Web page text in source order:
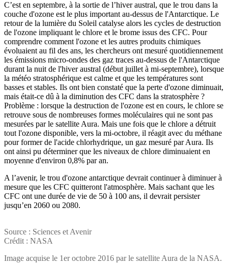
C’est en septembre, à la sortie de l’hiver austral, que le trou dans la
couche d'ozone est le plus important au-dessus de l'Antarctique. Le
retour de la lumière du Soleil catalyse alors les cycles de destruction
de l'ozone impliquant le chlore et le brome issus des CFC. Pour
comprendre comment l'ozone et les autres produits chimiques
évoluaient au fil des ans, les chercheurs ont mesuré quotidiennement
les émissions micro-ondes des gaz traces au-dessus de l'Antarctique
durant la nuit de l'hiver austral (début juillet à mi-septembre), lorsque
la météo stratosphérique est calme et que les températures sont
basses et stables. Ils ont bien constaté que la perte d'ozone diminuait,
mais était-ce dû à la diminution des CFC dans la stratosphère ?
Problème : lorsque la destruction de l'ozone est en cours, le chlore se
retrouve sous de nombreuses formes moléculaires qui ne sont pas
mesurées par le satellite Aura. Mais une fois que le chlore a détruit
tout l'ozone disponible, vers la mi-octobre, il réagit avec du méthane
pour former de l'acide chlorhydrique, un gaz mesuré par Aura. Ils
ont ainsi pu déterminer que les niveaux de chlore diminuaient en
moyenne d'environ 0,8% par an.
A l’avenir, le trou d'ozone antarctique devrait continuer à diminuer à
mesure que les CFC quitteront l'atmosphère. Mais sachant que les
CFC ont une durée de vie de 50 à 100 ans, il devrait persister
jusqu’en 2060 ou 2080.
Source : Sciences et Avenir
Crédit : NASA
Image acquise le 1er octobre 2016 par le satellite Aura de la NASA.